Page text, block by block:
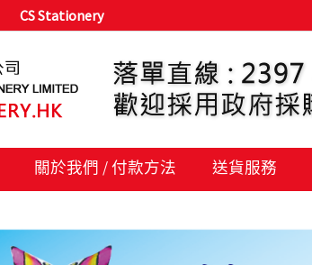
CS Stationery
關於我們 / 付款方法 送貨服務